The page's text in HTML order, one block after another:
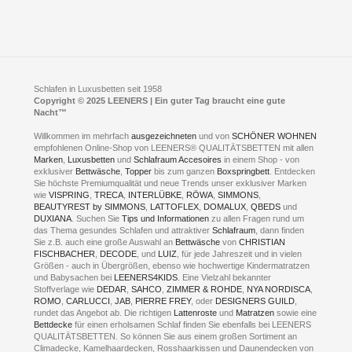
Jobs
Fotoalbum
Kontakt
Neuer Showroom für unsere Onlineartikel.
Kontakt via:WhatsApp
Kontakt via:eMail
mögliche Zeiten für eine Showroom Terminreservierung
MO und DI geschlossen
MI - FR 11 bis 17 Uhr
SA 11 bis 15 Uhr
ONLINEBERATUNG UND
TERMIN- RESERVIERUNG
+49 (0) 2331 408 11
Schlafen in Luxusbetten seit 1958
Copyright © 2025 LEENERS | Ein guter Tag braucht eine gute
Nacht™
Willkommen im mehrfachausgezeichnetenund vonSCHÖNER WOHNEN
empfohlenen Online-Shop von LEENERS® QUALITÄTSBETTEN mit allen
Marken Luxusbetten undSchlafraum Accesoires in einem Shop - von
exklusiver Bettwäsche ,Topper bis zum ganzen Boxspringbett . Entdecken
Sie höchste Premiumqualität und neue Trends unser exklusiver Marken
wieVISPRING ,TRECA INTERLÜBKE RÖWA ,SIMMONS
BEAUTYREST by SIMMONS LATTOFLEX DOMALUX ,QBEDS und
DUXIANA . Suchen SieTips und Informationen zu allen Fragen rund um
das Thema gesundes Schlafen und attraktiverSchlafraum , dann finden
Sie z.B. auch eine große Auswahl an Bettwäsche vonCHRISTIAN
FISCHBACHER
DECODE , und LUIZ , für jede Jahreszeit und in vielen
Größen - auch in Übergrößen, ebenso wie hochwertige Kindermatratzen
und Babysachen bei LEENERS4KIDS . Eine Vielzahl bekannter
Stoffverlage wie DEDAR ,SAHCO ,ZIMMER & ROHDE NYA NORDISCA
ROMO ,CARLUCCI ,JAB PIERRE FREY, oder DESIGNERS GUILD
rundet das Angebot ab. Die richtigen Lattenroste und Matratzen sowie eine
Bettdecke für einen erholsamen Schlaf finden Sie ebenfalls bei LEENERS
QUALITÄTSBETTEN. So können Sie aus einem großen Sortiment an
Climadecke, Kamelhaardecken, Rosshaarkissen und Daunendecken von